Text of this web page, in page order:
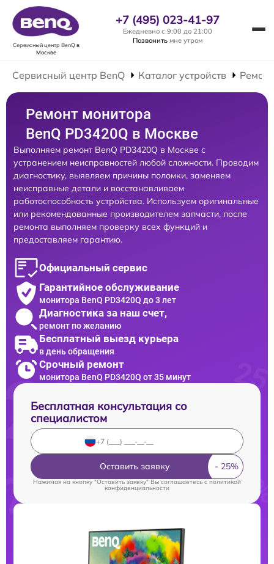
Сервисный центр BenQв
Москве
+7 (495) 023-41-97
Ежедневно с 9:00 до 21:00
Позвонить мне утром
Сервисный центр BenQ Каталог устройств
Ремонт монитора
BenQ PD3420Q в Москве
Выполняем ремонт BenQ PD3420Q в Москве с
устранением неисправностей любой сложности. Проводим
диагностику, выявляем причины поломки, заменяем
неисправные детали и восстанавливаем
работоспособность устройства. Используем оригинальные
или рекомендованные производителем запчасти, после
ремонта выполняем проверку всех функций и
предоставляем гарантию.
Официальный сервис
Гарантийное обслуживание
монитора BenQ PD3420Q до 3 лет
Диагностика за наш счет,
ремонт по желанию
Бесплатный выезд курьера
в день обращения
Срочный ремонт
монитора BenQ PD3420Q от 35 минут
Бесплатная консультация со
специалистом
Оставить заявку
Нажимая на кнопку "Оставить заявку" Вы соглашаетесь cполитикой
конфиденциальности